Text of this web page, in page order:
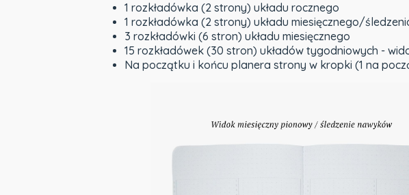
1 rozkładówka (2 strony) układu rocznego
1 rozkładówka (2 strony) układu miesięcznego/
3 rozkładówki (6 stron) układu miesięcznego
15 rozkładówek (30 stron) układów tygodniowych -
Na początku i końcu planera strony w kropki (1 na